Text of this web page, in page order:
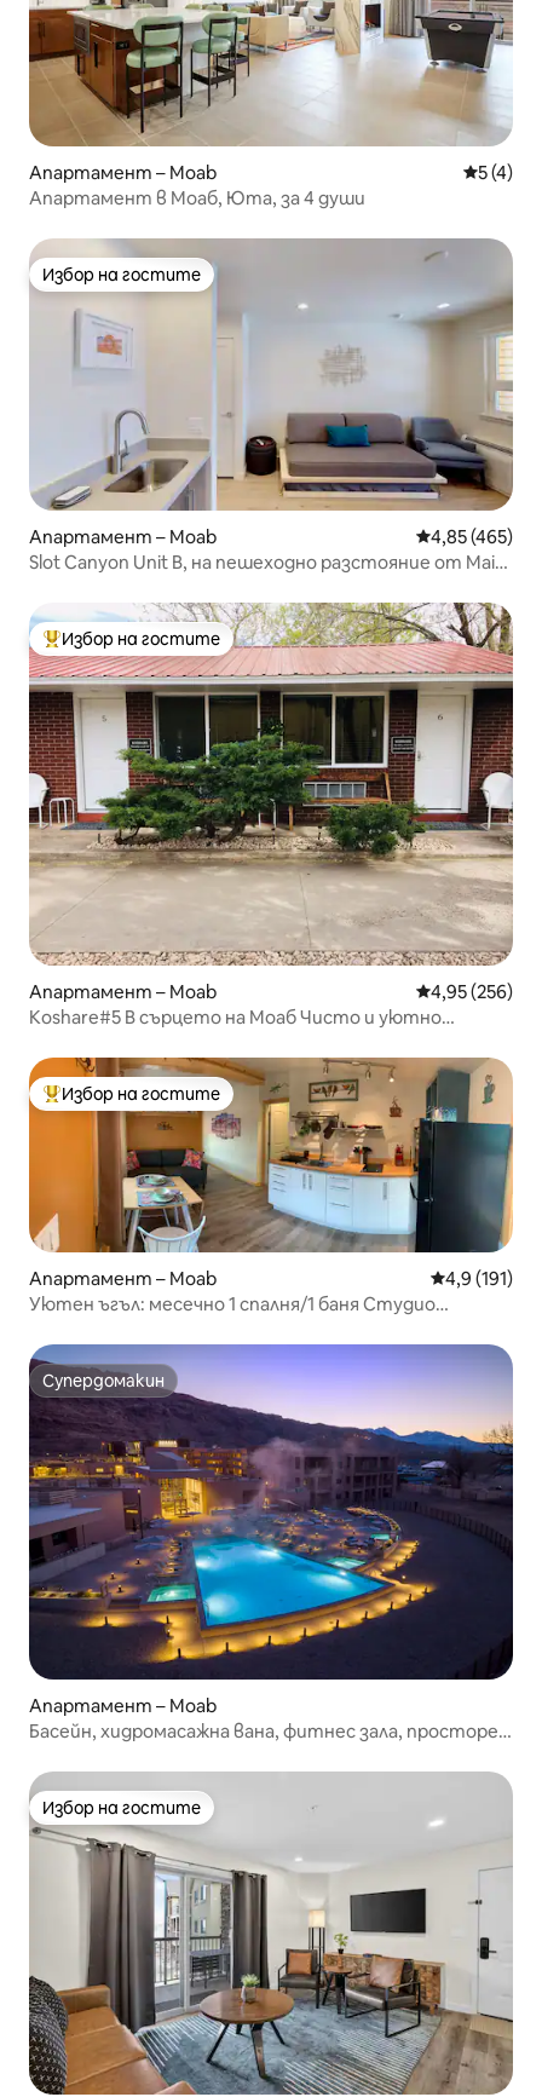
Апартамент – Moab Средна
5 (4)
Апартамент в Моаб, Юта, за 4 души
Избор на гостите
Избор на гостите
Апартамент – Moab Средна
4,85 (465)
Slot Canyon Unit B, на пешеходно разстояние от Main
Най-популярен избор на гостите
Избор на гостите
Апартамент – Moab Средна
4,95 (256)
Koshare#5 В сърцето на Моаб Чисто и уютно
Най-популярен избор на гостите
Избор на гостите
Апартамент – Moab Средна
4,9 (191)
Уютен ъгъл: месечно 1 спалня/1 баня Студио
Супердомакин
Супердомакин
Апартамент – Moab
Басейн, хидромасажна вана, фитнес зала, просторен
Избор на гостите
Избор на гостите